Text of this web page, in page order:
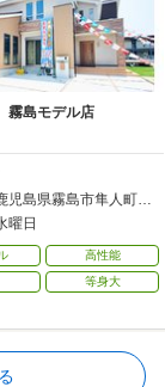
島モデル店
児島県霧島市隼人町姫
城592-2
曜日
高性能
等身大